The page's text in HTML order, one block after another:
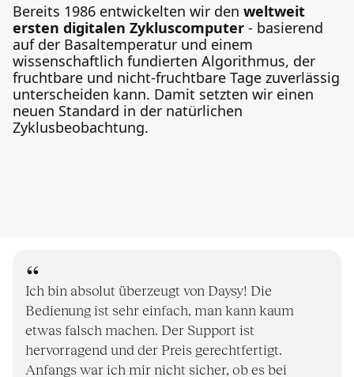
Bereits 1986 entwickelten wir den weltweit
ersten digitalen Zykluscomputer - basierend
auf der Basaltemperatur und einem
wissenschaftlich fundierten Algorithmus, der
fruchtbare und nicht-fruchtbare Tage zuverlässig
unterscheiden kann. Damit setzten wir einen
neuen Standard in der natürlichen
Zyklusbeobachtung.
Ich bin absolut überzeugt von Daysy! Die
Bedienung ist sehr einfach, man kann kaum
etwas falsch machen. Der Support ist
hervorragend und der Preis gerechtfertigt.
Anfangs war ich mir nicht sicher, ob es bei